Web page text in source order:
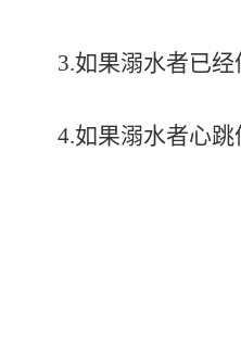
3.如果溺水者已
4.如果溺水者心